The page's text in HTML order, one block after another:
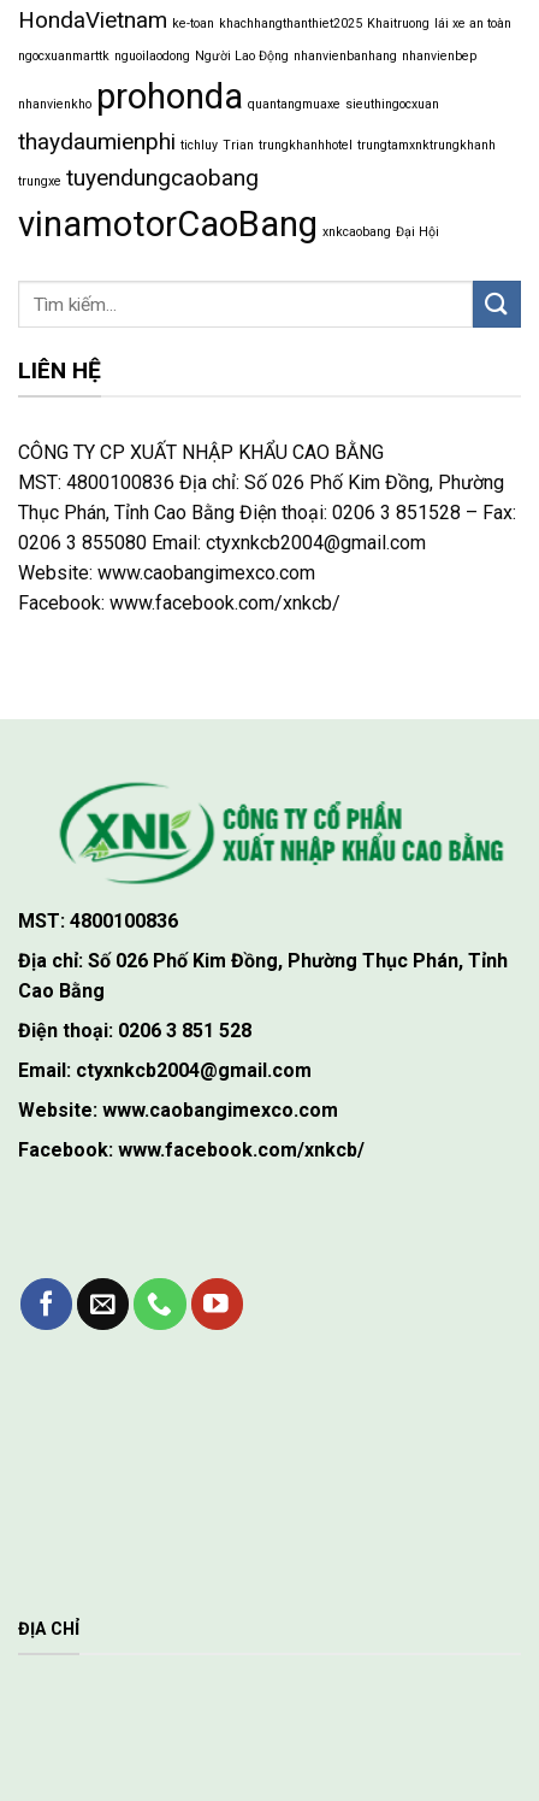
HondaVietnam ke-toan khachhangthanthiet2025 Khaitruong lái xe an toàn
ngocxuanmarttk nguoilaodong Người Lao Động nhanvienbanhang nhanvienbep
nhanvienkho prohonda quantangmuaxe sieuthingocxuan
thaydaumienphi tichluy Trian trungkhanhhotel trungtamxnktrungkhanh
trungxe tuyendungcaobang
vinamotorCaoBang xnkcaobang Đại Hội
LIÊN HỆ
CÔNG TY CP XUẤT NHẬP KHẨU CAO BẰNG
MST: 4800100836 Địa chỉ: Số 026 Phố Kim Đồng, Phường
Thục Phán, Tỉnh Cao Bằng Điện thoại: 0206 3 851528 – Fax:
0206 3 855080 Email: ctyxnkcb2004@gmail.com
Website: www.caobangimexco.com
Facebook: www.facebook.com/xnkcb/
MST: 4800100836
Địa chỉ: Số 026 Phố Kim Đồng, Phường Thục Phán, Tỉnh
Cao Bằng
Điện thoại: 0206 3 851 528
Email: ctyxnkcb2004@gmail.com
Website: www.caobangimexco.com
Facebook: www.facebook.com/xnkcb/
ĐỊA CHỈ